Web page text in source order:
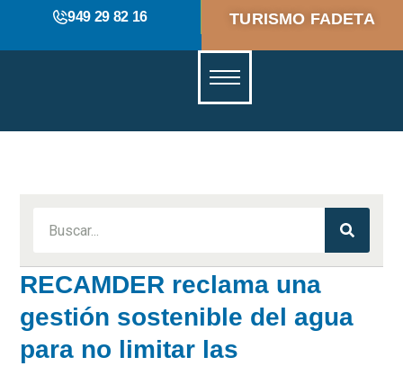
949 29 82 16 TURISMO FADETA
RECAMDER reclama una
gestión sostenible del agua
para no limitar las